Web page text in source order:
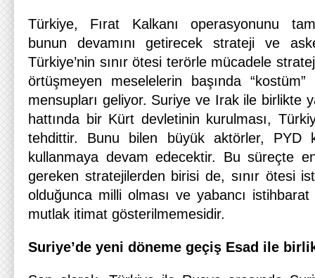
Türkiye, Fırat Kalkanı operasyonunu
bunun devamını getirecek strateji ve
Türkiye’nin sınır ötesi terörle mücadele
örtüşmeyen meselelerin başında
mensupları geliyor. Suriye ve Irak ile birlikte
hattında bir Kürt devletinin kurulması,
tehdittir. Bunu bilen büyük aktörler, PYD
kullanmaya devam edecektir. Bu süreçte
gereken stratejilerden birisi de, sınır ötesi
olduğunca milli olması ve yabancı istihbarat
mutlak itimat gösterilmemesidir.
Suriye’de yeni döneme geçiş Esad ile